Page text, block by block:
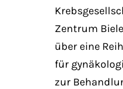
Zentrum
über eine
für
zur